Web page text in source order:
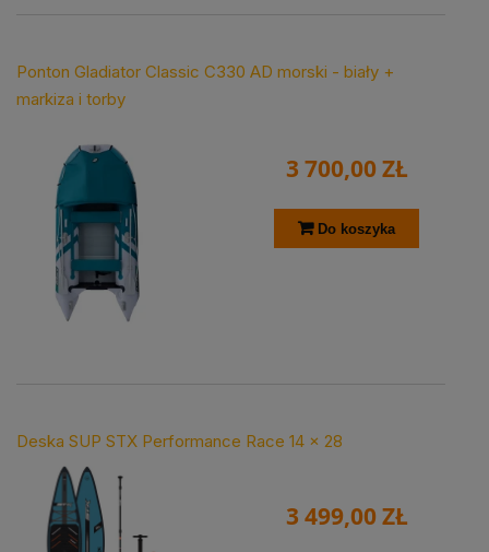
Ponton Gladiator Classic C330 AD morski - biały +
markiza i torby
3 700,00 ZŁ
Do koszyka
Deska SUP STX Performance Race 14 x 28
3 499,00 ZŁ